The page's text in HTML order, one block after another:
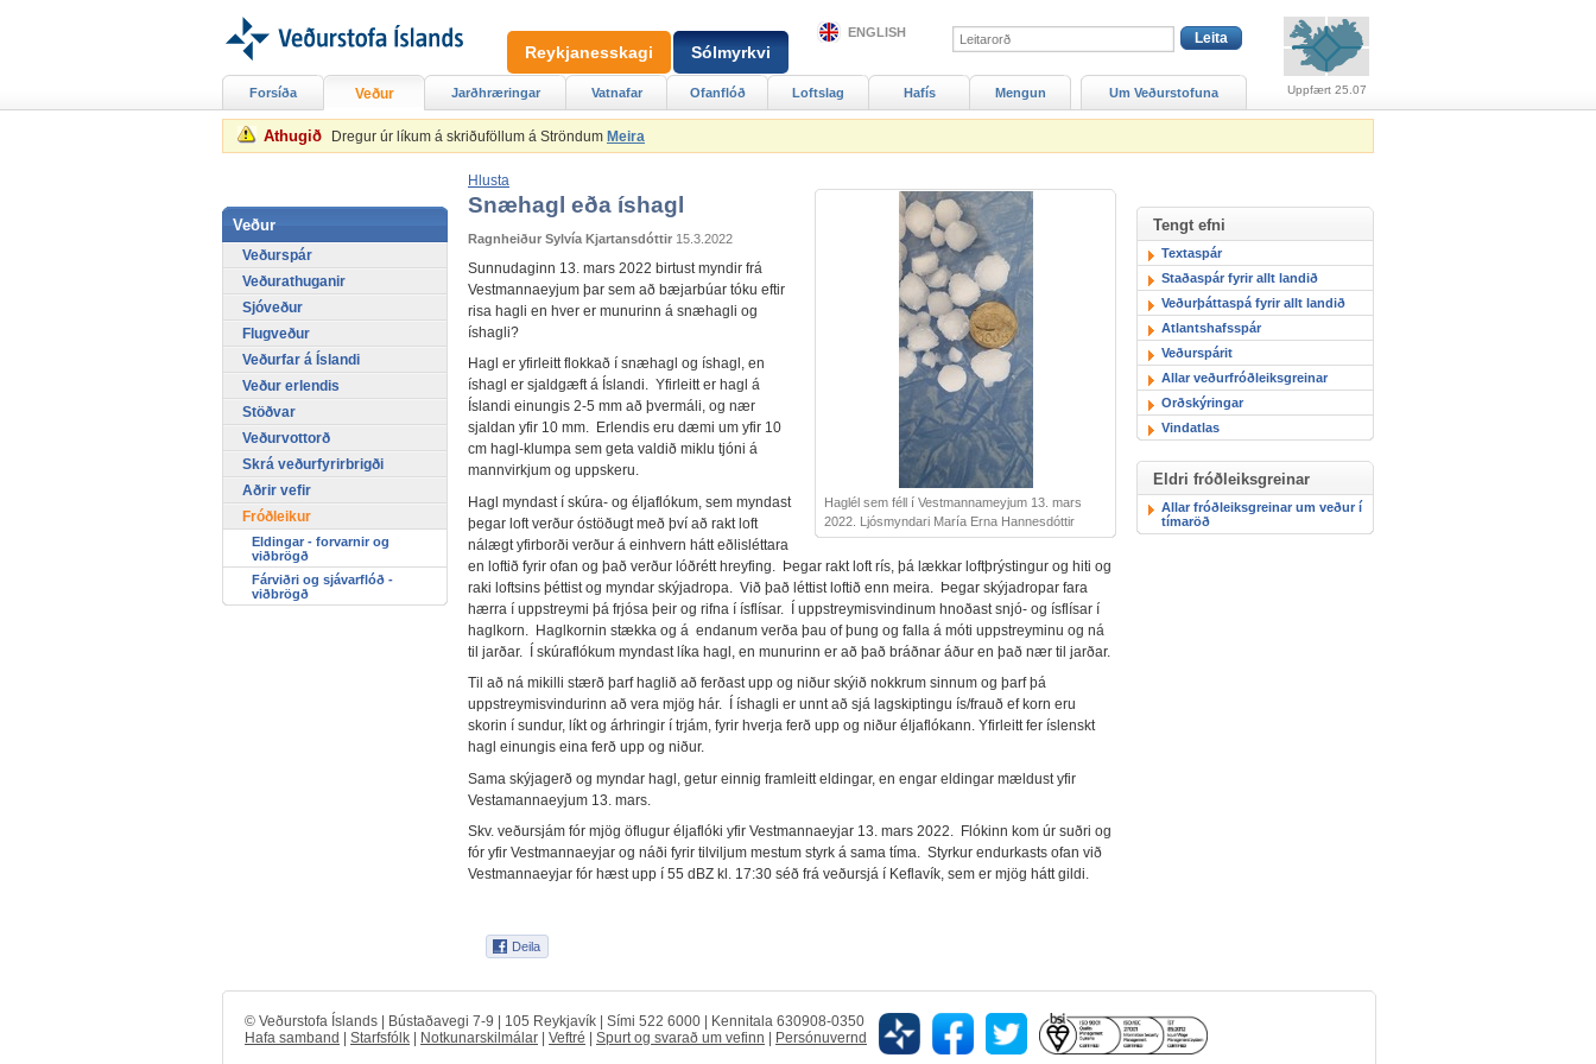
Athugið Dregur úr líkum á skriðuföllum á Ströndum Meira
Hlusta
Haglél sem féll í Vestmannameyjum 13. mars
2022. Ljósmyndari María Erna Hannesdóttir
Snæhagl eða íshagl
Ragnheiður Sylvía Kjartansdóttir 15.3.2022
Sunnudaginn 13. mars 2022 birtust myndir frá
Vestmannaeyjum þar sem að bæjarbúar tóku eftir
risa hagli en hver er munurinn á snæhagli og
íshagli?
Hagl er yfirleitt flokkað í snæhagl og íshagl, en
íshagl er sjaldgæft á Íslandi. Yfirleitt er hagl á
Íslandi einungis 2-5 mm að þvermáli, og nær
sjaldan yfir 10 mm. Erlendis eru dæmi um yfir 10
cm hagl-klumpa sem geta valdið miklu tjóni á
mannvirkjum og uppskeru.
Hagl myndast í skúra- og éljaflókum, sem myndast
þegar loft verður óstöðugt með því að rakt loft
nálægt yfirborði verður á einhvern hátt eðlisléttara
en loftið fyrir ofan og það verður lóðrétt hreyfing. Þegar rakt loft rís, þá lækkar loftþrýstingur og hiti og
raki loftsins þéttist og myndar skýjadropa. Við það léttist loftið enn meira. Þegar skýjadropar fara
hærra í uppstreymi þá frjósa þeir og rifna í ísflísar. Í uppstreymisvindinum hnoðast snjó- og ísflísar í
haglkorn. Haglkornin stækka og á endanum verða þau of þung og falla á móti uppstreyminu og ná
til jarðar. Í skúraflókum myndast líka hagl, en munurinn er að það bráðnar áður en það nær til jarðar.
Til að ná mikilli stærð þarf haglið að ferðast upp og niður skýið nokkrum sinnum og þarf þá
uppstreymisvindurinn að vera mjög hár. Í íshagli er unnt að sjá lagskiptingu ís/frauð ef korn eru
skorin í sundur, líkt og árhringir í trjám, fyrir hverja ferð upp og niður éljaflókann. Yfirleitt fer íslenskt
hagl einungis eina ferð upp og niður.
Sama skýjagerð og myndar hagl, getur einnig framleitt eldingar, en engar eldingar mældust yfir
Vestamannaeyjum 13. mars.
Skv. veðursjám fór mjög öflugur éljaflóki yfir Vestmannaeyjar 13. mars 2022. Flókinn kom úr suðri og
fór yfir Vestmannaeyjar og náði fyrir tilviljum mestum styrk á sama tíma. Styrkur endurkasts ofan við
Vestmannaeyjar fór hæst upp í 55 dBZ kl. 17:30 séð frá veðursjá í Keflavík, sem er mjög hátt gildi.
Tengt efni
Textaspár
Staðaspár fyrir allt landið
Veðurþáttaspá fyrir allt landið
Atlantshafsspár
Veðurspárit
Allar veðurfróðleiksgreinar
Orðskýringar
Vindatlas
Eldri fróðleiksgreinar
Allar fróðleiksgreinar um veður í
tímaröð
Forsíða Veður Jarðhræringar Vatnafar Ofanflóð Loftslag Hafís Mengun Um Veðurstofuna
Veður
Veðurspár
Veðurathuganir
Sjóveður
Flugveður
Veðurfar á Íslandi
Veður erlendis
Stöðvar
Veðurvottorð
Skrá veðurfyrirbrigði
Aðrir vefir
Fróðleikur
Eldingar - forvarnir og
viðbrögð
Fárviðri og sjávarflóð -
viðbrögð
Uppfært 25.07
Reykjanesskagi Sólmyrkvi
ENGLISH
© Veðurstofa Íslands | Bústaðavegi 7-9 | 105 Reykjavík | Sími 522 6000 | Kennitala 630908-0350
Hafa samband
Starfsfólk Notkunarskilmálar Veftré Spurt og svarað um vefinn Persónuvernd